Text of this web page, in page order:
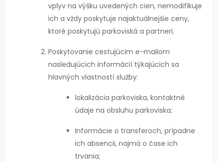
vplyv na výšku uvedených cien, nemodifikuje
ich a vždy poskytuje najaktuálnejšie ceny,
ktoré poskytujú parkoviská a partneri.
Poskytovanie cestujúcim e-mailom
nasledujúcich informácií týkajúcich sa
hlavných vlastností služby:
lokalizácia parkoviska, kontaktné
údaje na obsluhu parkoviska;
Informácie o transferoch, prípadne
ich absencii, najmä o čase ich
trvania;